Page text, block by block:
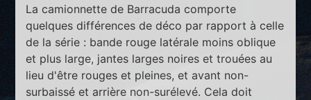
La camionnette de Barracuda comporte
quelques différences de déco par rapport à celle
de la série : bande rouge latérale moins oblique
et plus large, jantes larges noires et trouées au
lieu d'être rouges et pleines, et avant non-
surbaissé et arrière non-surélevé. Cela doit